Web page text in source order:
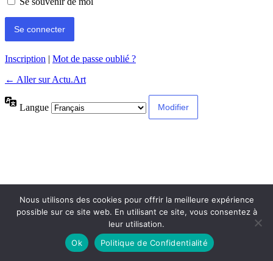
Inscription | Mot de passe oublié ?
← Aller sur Actu.Art
Langue
Nous utilisons des cookies pour offrir la meilleure expérience
possible sur ce site web. En utilisant ce site, vous consentez à
leur utilisation.
Ok
Politique de Confidentialité